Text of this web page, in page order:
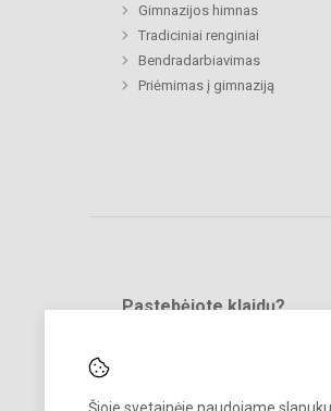
Gimnazijos himnas
Tradiciniai renginiai
Bendradarbiavimas
Priėmimas į gimnaziją
Pastebėjote klaidų?